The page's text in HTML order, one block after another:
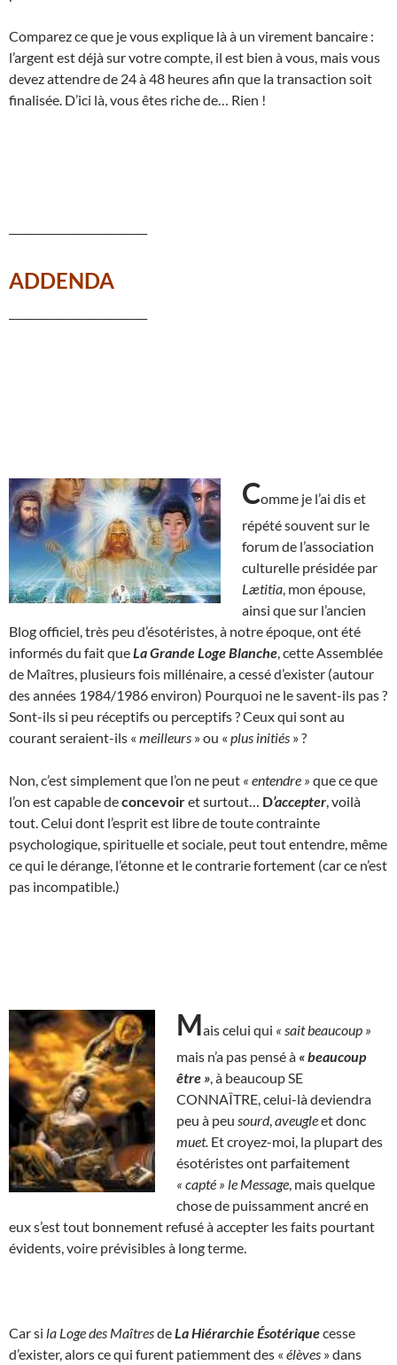
Comparez ce que je vous explique là à un virement bancaire :
l’argent est déjà sur votre compte, il est bien à vous, mais vous
devez attendre de 24 à 48 heures afin que la transaction soit
finalisée. D’ici là, vous êtes riche de… Rien !
ADDENDA
Comme je l’ai dis et
répété souvent sur le
forum de l’association
culturelle présidée par
Lætitia , mon épouse,
ainsi que sur l’ancien
Blog officiel, très peu d’ésotéristes, à notre époque, ont été
informés du fait queLa Grande Loge Blanche , cette Assemblée
de Maîtres, plusieurs fois millénaire, a cessé d’exister (autour
des années 1984/1986 environ) Pourquoi ne le savent-ils pas ?
Sont-ils si peu réceptifs ou perceptifs ? Ceux qui sont au
courant seraient-ils « meilleurs » ou « plus initiés » ?
Non, c’est simplement que l’on ne peut « entendre » que ce que
l’on est capable deconcevoiret surtout… D’accepter , voilà
tout. Celui dont l’esprit est libre de toute contrainte
psychologique, spirituelle et sociale, peut tout entendre, même
ce qui le dérange, l’étonne et le contrarie fortement (car ce n’est
pas incompatible.)
Mais celui qui « sait beaucoup »
mais n’a pas pensé à « beaucoup
être » , à beaucoup SE
CONNAÎTRE, celui-là deviendra
peu à peu sourd, aveugleet donc
muet. Et croyez-moi, la plupart des
ésotéristes ont parfaitement
« capté » le Message , mais quelque
chose de puissamment ancré en
eux s’est tout bonnement refusé à accepter les faits pourtant
évidents, voire prévisibles à long terme.
Car si la Loge des MaîtresdeLa Hiérarchie Ésotériquecesse
d’exister, alors ce qui furent patiemment des « élèves » dans